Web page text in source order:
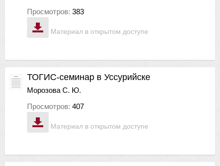
Материал в открытом доступе
Просмотров: 383
Материал в открытом доступе
ТОГИС-семинар в Уссурийске
Морозова С. Ю.
Просмотров: 407